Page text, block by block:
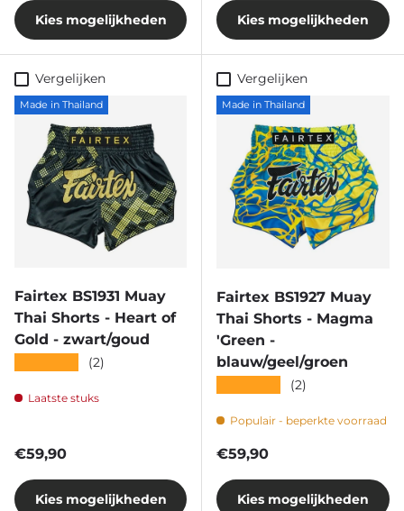
Kies mogelijkheden Kies mogelijkheden
Vergelijken
Made in Thailand
Fairtex BS1931 Muay
Thai Shorts - Heart of
Gold - zwart/goud
(2)
Laatste stuks
Reguliere prijs
€59,90
Kies mogelijkheden
Vergelijken
Made in Thailand
Fairtex BS1927 Muay
Thai Shorts - Magma
'Green -
blauw/geel/groen
(2)
Populair - beperkte voorraad
Reguliere prijs
€59,90
Kies mogelijkheden